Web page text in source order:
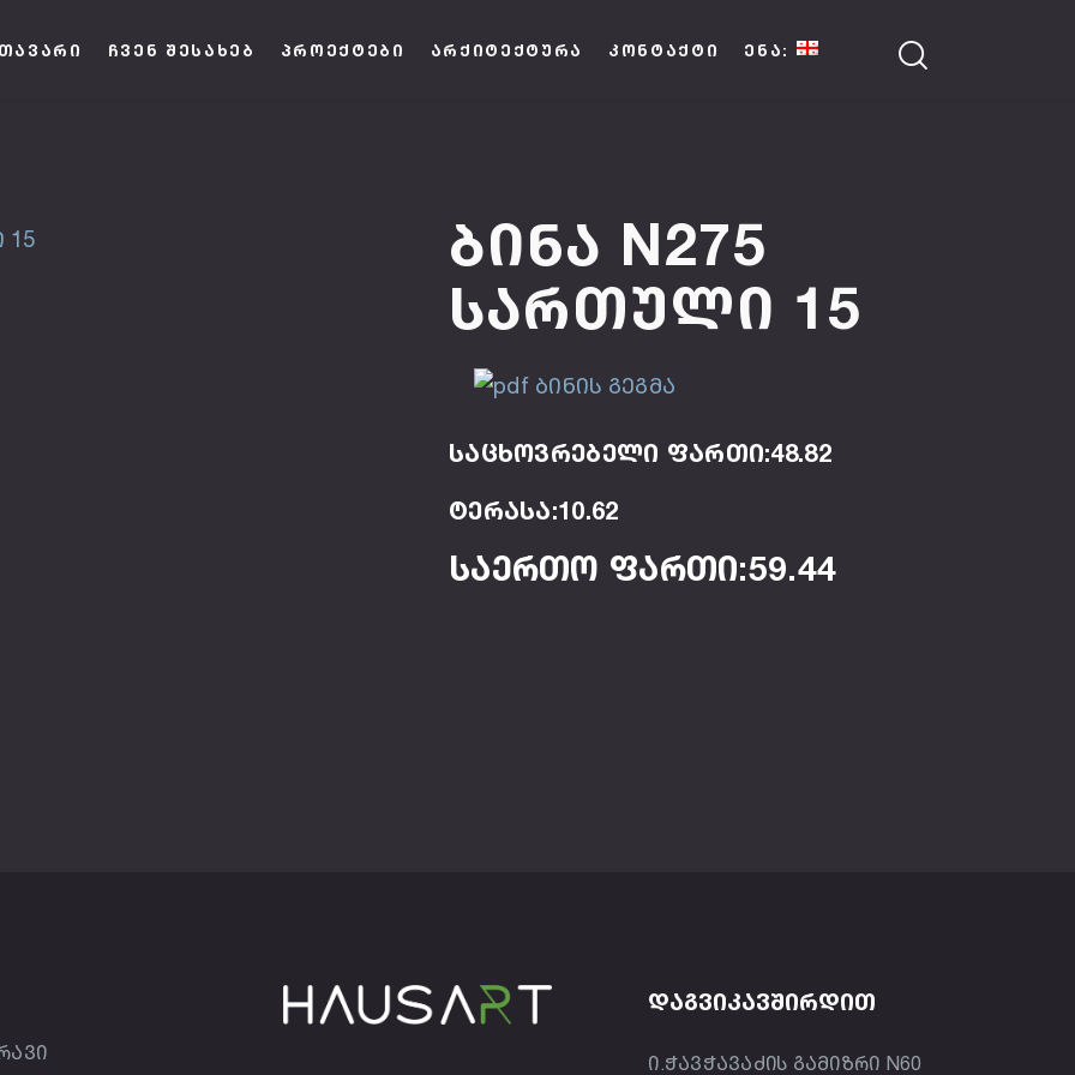
ᲩᲕᲔᲜ ᲨᲔᲡᲐᲮᲔᲑ ᲞᲠᲝᲔᲥᲢᲔᲑᲘ ᲐᲠᲥᲘᲢᲔᲥᲢᲣᲠᲐ ᲙᲝᲜᲢᲐᲥᲢᲘ ᲔᲜᲐ:
Ბინა N275
Სართული 15
ბინის გეგმა
საცხოვრებელი ფართი:48.82
ტერასა:10.62
საერთო ფართი:59.44
ᲓᲐᲒᲕᲘᲙᲐᲕᲨᲘᲠᲓᲘᲗ
ი.ჭავჭავაძის გამიზრი N60